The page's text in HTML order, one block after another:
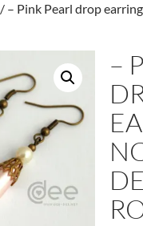
/ – Pink Pearl drop
–